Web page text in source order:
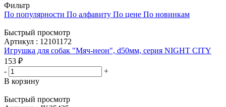
Фильтр
По популярности По алфавиту По цене По новинкам
Быстрый просмотр
Артикул : 12101172
Игрушка для собак "Мяч-неон", d50мм, серия NIGHT CITY
153 ₽
-
+
В корзину
Быстрый просмотр